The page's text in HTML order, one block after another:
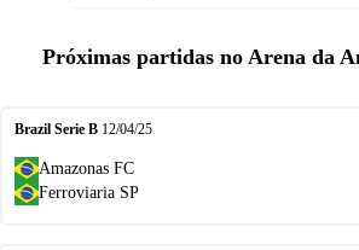
Próximas partidas no Arena da
Brazil Serie B 12/04/25
Amazonas FC
Ferroviaria SP